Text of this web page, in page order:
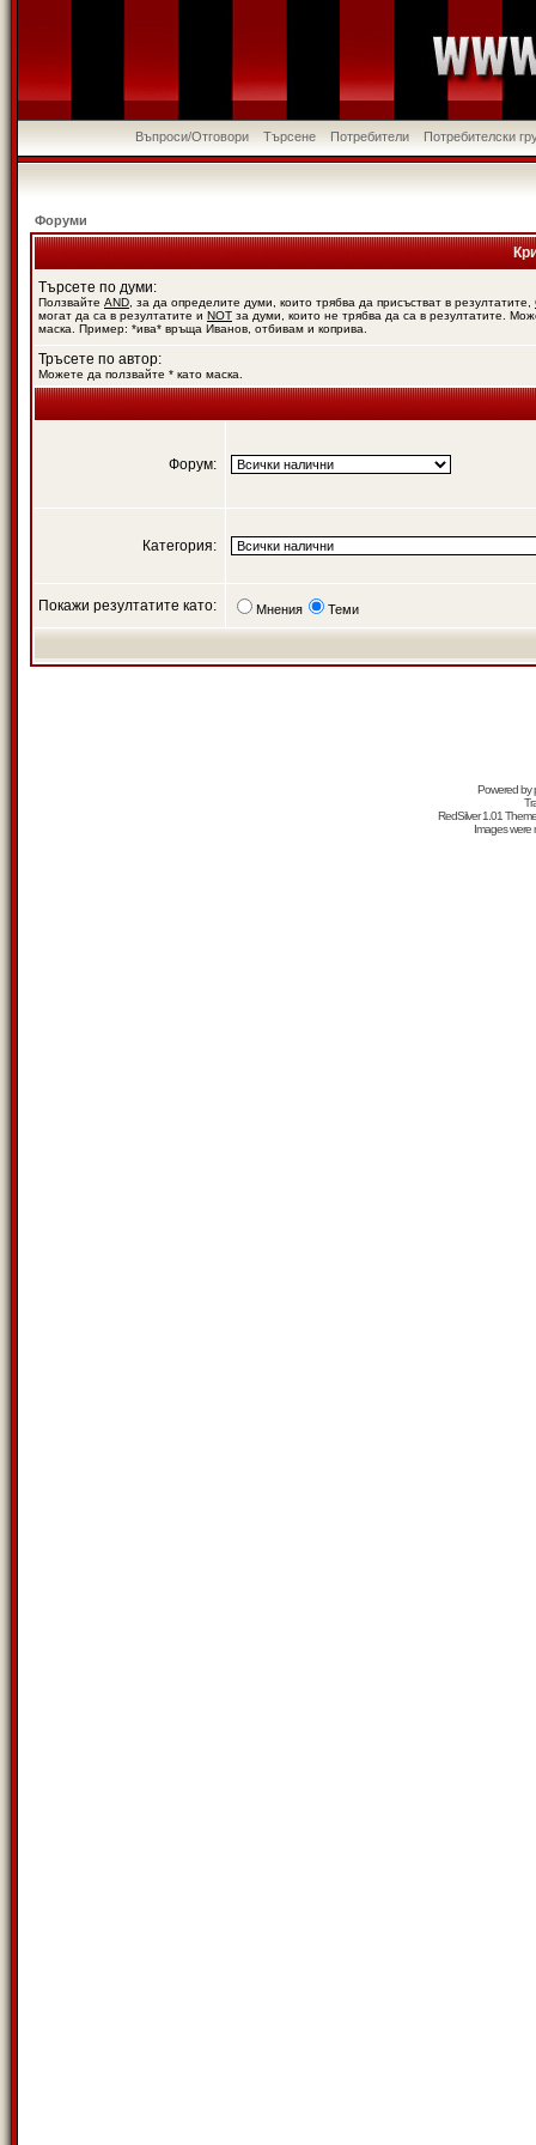
Въпроси/Отговори Търсене Потребители Потребителски
Форуми
Търсете по думи:
Ползвайте AND , за да определите думи, които трябва да присъстват в резултатите,
могат да са в резултатите и NOT за думи, които не трябва да са в резултатите.
маска. Пример: *ива* връща Иванов, отбивам и коприва.
Тръсете по автор:
Можете да ползвайте * като маска.
Форум:
Категория:
Покажи резултатите като: Мнения Теми
Powered by
RedSilver 1.01
Images were